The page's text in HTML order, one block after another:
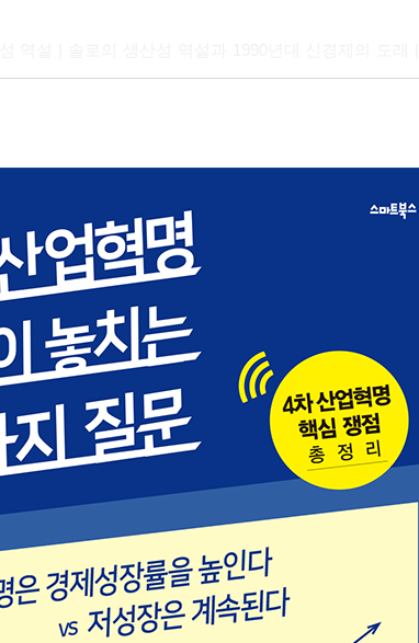
역설 | 솔로의 생산성 역설과 1990년대 신경제의 도래
까?
율주행의 난점 | 자율주행차가 과연 더 안전한가? | 인
실현 가능할까? | 멀티콥터의 등장과 드론의 대중화 |
?
커넥티드 카 | 사물인터넷은 어느 분야로 확산될 수
중지불 문제를 블록체인으로 어떻게 해결했는가? | 블